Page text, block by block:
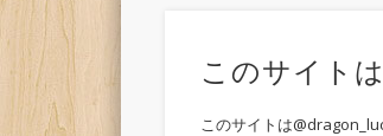
このサイト
このサイトは